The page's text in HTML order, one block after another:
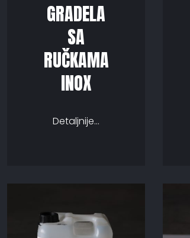
GRADELA
SA
RUČKAMA
INOX
Detaljnije...